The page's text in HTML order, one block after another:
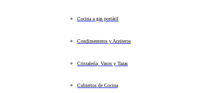
Cocina a gas portátil
Condimenteros y Aceiteros
Cristalería, Vasos y Tazas
Cubiertos de Cocina